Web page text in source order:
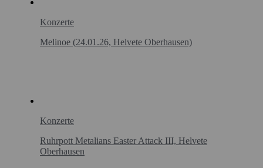
Konzerte
Melinoe (24.01.26, Helvete Oberhausen)
Konzerte
Ruhrpott Metalians Easter Attack III, Helvete
Oberhausen